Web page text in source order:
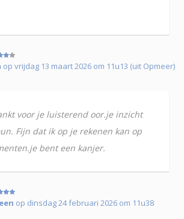
op vrijdag 13 maart 2026 om 11u13 (uit Opmeer)
voor je luisterend oor.je inzicht
Fijn dat ik op je rekenen kan op
bent een kanjer.
op dinsdag 24 februari 2026 om 11u38